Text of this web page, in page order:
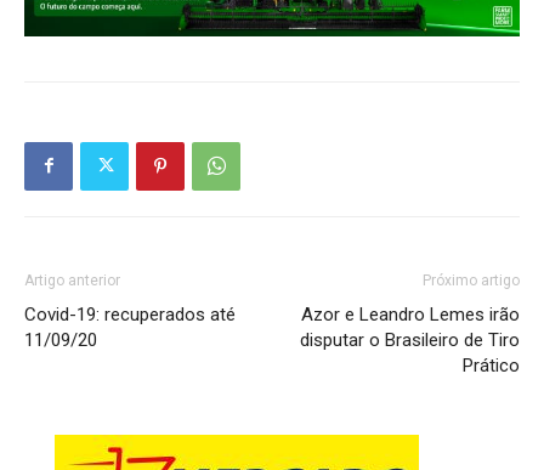
Artigo anterior
Covid-19: recuperados até
11/09/20
Próximo artigo
Azor e Leandro Lemes irão
disputar o Brasileiro de Tiro
Prático